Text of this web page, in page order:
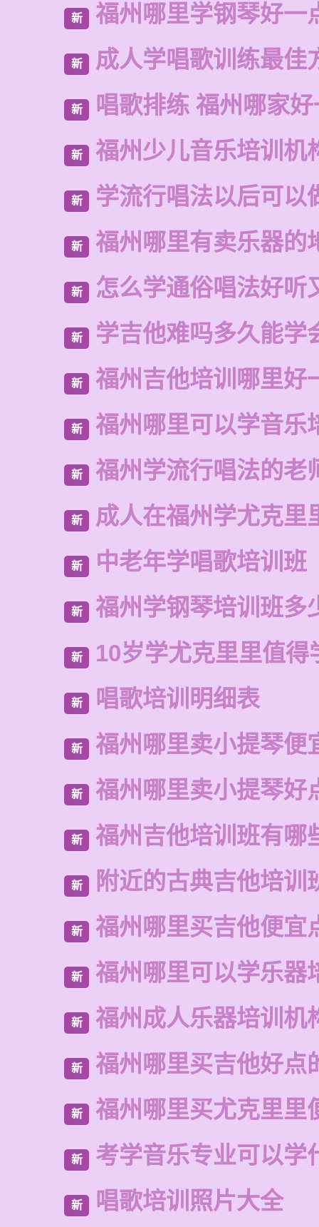
新 福州哪里学钢琴好一
新 成人学唱歌训练最佳
新 唱歌排练 福州哪家
新 福州少儿音乐培训机
新 学流行唱法以后可以
新 福州哪里有卖乐器的
新 怎么学通俗唱法好听
新 学吉他难吗多久能学
新 福州吉他培训哪里好
新 福州哪里可以学音乐
新 福州学流行唱法的老
新 成人在福州学尤克里
新 中老年学唱歌培训班
新 福州学钢琴培训班多
新 10岁学尤克里里值得
新 唱歌培训明细表
新 福州哪里卖小提琴便
新 福州哪里卖小提琴好
新 福州吉他培训班有哪
新 附近的古典吉他培训
新 福州哪里买吉他便宜
新 福州哪里可以学乐器
新 福州成人乐器培训机
新 福州哪里买吉他好点
新 福州哪里买尤克里里
新 考学音乐专业可以学
新 唱歌培训照片大全